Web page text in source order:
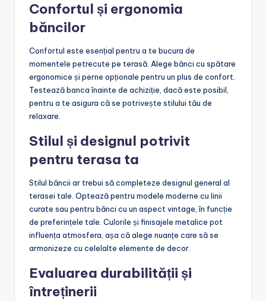
Confortul și ergonomia
băncilor
Confortul este esențial pentru a te bucura de
momentele petrecute pe terasă. Alege bănci cu spătare
ergonomice și perne opționale pentru un plus de confort.
Testează banca înainte de achiziție, dacă este posibil,
pentru a te asigura că se potrivește stilului tău de
relaxare.
Stilul și designul potrivit
pentru terasa ta
Stilul băncii ar trebui să completeze designul general al
terasei tale. Optează pentru modele moderne cu linii
curate sau pentru bănci cu un aspect vintage, în funcție
de preferințele tale. Culorile și finisajele metalice pot
influența atmosfera, așa că alege nuanțe care să se
armonizeze cu celelalte elemente de decor.
Evaluarea durabilității și
întreținerii